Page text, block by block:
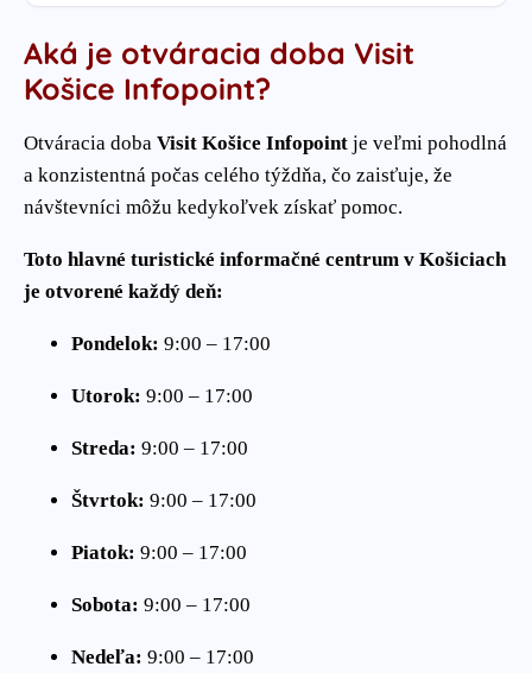
Aká je otváracia doba Visit
Košice Infopoint?
Otváracia doba Visit Košice Infopoint je veľmi pohodlná
a konzistentná počas celého týždňa, čo zaisťuje, že
návštevníci môžu kedykoľvek získať pomoc.
Toto hlavné turistické informačné centrum v Košiciach
je otvorené každý deň:
Pondelok: 9:00 – 17:00
Utorok: 9:00 – 17:00
Streda: 9:00 – 17:00
Štvrtok: 9:00 – 17:00
Piatok: 9:00 – 17:00
Sobota: 9:00 – 17:00
Nedeľa: 9:00 – 17:00